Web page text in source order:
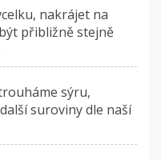
nakrájet na
přibližně stejně
sýru,
suroviny dle naší